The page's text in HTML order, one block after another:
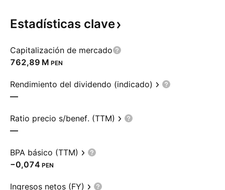
Estadísticas clave
Capitalización de mercado
‪762,89 M‬ PEN
Rendimiento del dividendo (indicado)
—
Ratio precio s/benef. (TTM)
—
BPA básico (TTM)
−0,074 PEN
Ingresos netos (FY)